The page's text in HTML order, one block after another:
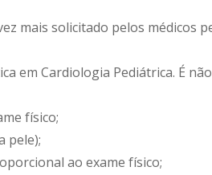
mais solicitado pelos médicos
em Cardiologia Pediátrica. É
físico;
pele);
ao exame físico;